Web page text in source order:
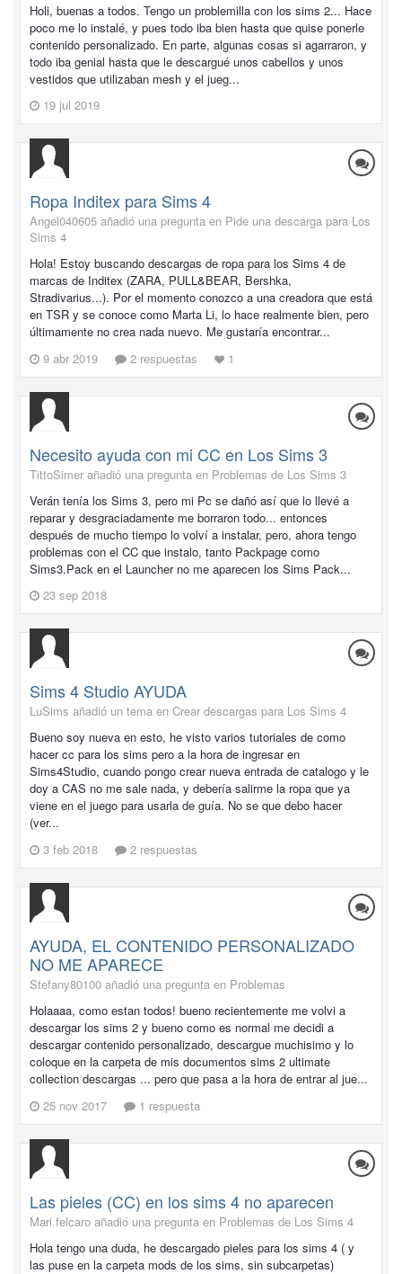
Holi, buenas a todos. Tengo un problemilla con los sims 2... Hace
poco me lo instalé, y pues todo iba bien hasta que quise ponerle
contenido personalizado. En parte, algunas cosas si agarraron, y
todo iba genial hasta que le descargué unos cabellos y unos
vestidos que utilizaban mesh y el jueg...
19 jul 2019
Ropa Inditex para Sims 4
Angel040605 añadió una pregunta en Pide una descarga para Los
Sims 4
Hola! Estoy buscando descargas de ropa para los Sims 4 de
marcas de Inditex (ZARA, PULL&BEAR, Bershka,
Stradivarius...). Por el momento conozco a una creadora que está
en TSR y se conoce como Marta Li, lo hace realmente bien, pero
últimamente no crea nada nuevo. Me gustaría encontrar...
9 abr 2019
2 respuestas 1
Necesito ayuda con mi CC en Los Sims 3
TittoSimer añadió una pregunta en Problemas de Los Sims 3
Verán tenía los Sims 3, pero mi Pc se dañó así que lo llevé a
reparar y desgraciadamente me borraron todo... entonces
después de mucho tiempo lo volví a instalar, pero, ahora tengo
problemas con el CC que instalo, tanto Packpage como
Sims3.Pack en el Launcher no me aparecen los Sims Pack...
23 sep 2018
Sims 4 Studio AYUDA
LuSims añadió un tema en Crear descargas para Los Sims 4
Bueno soy nueva en esto, he visto varios tutoriales de como
hacer cc para los sims pero a la hora de ingresar en
Sims4Studio, cuando pongo crear nueva entrada de catalogo y le
doy a CAS no me sale nada, y debería salirme la ropa que ya
viene en el juego para usarla de guía. No se que debo hacer
(ver...
3 feb 2018
2 respuestas
AYUDA, EL CONTENIDO PERSONALIZADO
NO ME APARECE
Stefany80100 añadió una pregunta en Problemas
Holaaaa, como estan todos! bueno recientemente me volvi a
descargar los sims 2 y bueno como es normal me decidi a
descargar contenido personalizado, descargue muchisimo y lo
coloque en la carpeta de mis documentos sims 2 ultimate
collection descargas ... pero que pasa a la hora de entrar al jue...
25 nov 2017
1 respuesta
Las pieles (CC) en los sims 4 no aparecen
Mari felcaro añadió una pregunta en Problemas de Los Sims 4
Hola tengo una duda, he descargado pieles para los sims 4 ( y
las puse en la carpeta mods de los sims, sin subcarpetas)